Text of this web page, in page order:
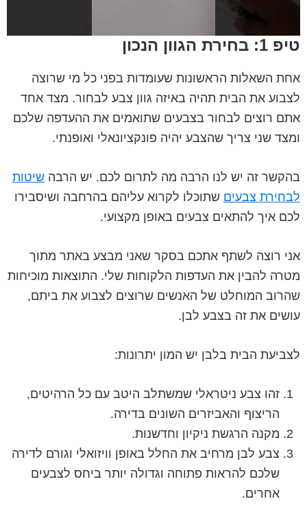
טיפ 1: בחירת הגוון הנכון
אחת השאלות הראשונות שעומדות בפני כל מי שרוצה
לצבוע את הבית תהיה באיזה גוון צבע לבחור. מצד אחד
אתם רוצים לבחור בצבעים שתואמים את ההעדפה שלכם
ומצד שני צריך שהצבע יהיה פונקציונאלי ואופנתי.
בהקשר זה יש לנו הרבה מה לתרום לכם. יש הרבה שיטות
לבחירת צבעים שתוכלו לקרוא עליהם בהרחבה ושיסבירו
לכם איך להתאים צבעים באופן מקצועי.
אני רוצה לשתף אתכם בסקר שאני מבצע באתר מתוך
מטרה להבין את העדפות הלקוחות שלי. התוצאות מוכיחות
שהרוב המוחלט של האנשים שרוצים לצבוע את ביתם,
עושים את זה בצבע לבן.
לצביעת הבית בלבן יש המון יתרונות:
זהו צבע ניטראלי שמשתלב היטב עם כל הרהיטים,
הריצוף והאביזרים השונים בדירה.
מקנה הרגשת ניקיון וחדשנות.
צבע לבן מרחיב את החלל באופן וויזואלי וגורם לדירה
שלכם להראות פתוחה וגדולה יותר ביחס לצבעים
אחרים.